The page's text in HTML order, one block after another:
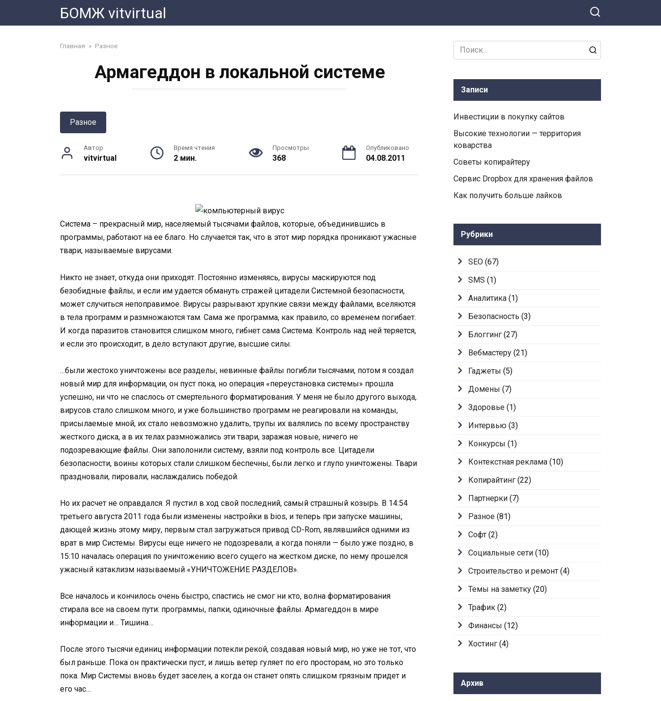
контенту
БОМЖ vitvirtual
Главная » Разное
Армагеддон в локальной системе
Разное
Автор
vitvirtual
Время чтения
2 мин.
Просмотры
368
Опубликовано
04.08.2011
Система – прекрасный мир, населяемый тысячами файлов, которые, объединившись в
программы, работают на ее благо. Но случается так, что в этот мир порядка проникают ужасные
твари, называемые вирусами.
Никто не знает, откуда они приходят. Постоянно изменяясь, вирусы маскируются под
безобидные файлы, и если им удается обмануть стражей цитадели Системной безопасности,
может случиться непоправимое. Вирусы разрывают хрупкие связи между файлами, вселяются
в тела программ и размножаются там. Сама же программа, как правило, со временем погибает.
И когда паразитов становится слишком много, гибнет сама Система. Контроль над ней теряется,
и если это происходит, в дело вступают другие, высшие силы.
…были жестоко уничтожены все разделы, невинные файлы погибли тысячами, потом я создал
новый мир для информации, он пуст пока, но операция «переустановка системы» прошла
успешно, ни что не спаслось от смертельного форматирования. У меня не было другого выхода,
вирусов стало слишком много, и уже большинство программ не реагировали на команды,
присылаемые мной, их стало невозможно удалить, трупы их валялись по всему пространству
жесткого диска, а в их телах размножались эти твари, заражая новые, ничего не
подозревающие файлы. Они заполонили систему, взяли под контроль все. Цитадели
безопасности, воины которых стали слишком беспечны, были легко и глупо уничтожены. Твари
праздновали, пировали, наслаждались победой.
Но их расчет не оправдался. Я пустил в ход свой последний, самый страшный козырь. В 14:54
третьего августа 2011 года были изменены настройки в bios, и теперь при запуске машины,
дающей жизнь этому миру, первым стал загружаться привод CD-Rom, являвшийся одними из
врат в мир Системы. Вирусы еще ничего не подозревали, а когда поняли — было уже поздно, в
15:10 началась операция по уничтожению всего сущего на жестком диске, по нему прошелся
ужасный катаклизм называемый «УНИЧТОЖЕНИЕ РАЗДЕЛОВ».
Все началось и кончилось очень быстро, спастись не смог ни кто, волна форматирования
стирала все на своем пути: программы, папки, одиночные файлы. Армагеддон в мире
информации и… Тишина…
После этого тысячи единиц информации потекли рекой, создавая новый мир, но уже не тот, что
был раньше. Пока он практически пуст, и лишь ветер гуляет по его просторам, но это только
пока. Мир Системы вновь будет заселен, а когда он станет опять слишком грязным придет и
его час…
Search
for:
Записи
Инвестиции в покупку сайтов
Высокие технологии — территория
коварства
Советы копирайтеру
Сервис Dropbox для хранения файлов
Как получить больше лайков
Рубрики
SEO (67)
SMS (1)
Аналитика (1)
Безопасность (3)
Блоггинг (27)
Вебмастеру (21)
Гаджеты (5)
Домены (7)
Здоровье (1)
Интервью (3)
Конкурсы (1)
Контекстная реклама (10)
Копирайтинг (22)
Партнерки (7)
Разное (81)
Софт (2)
Социальные сети (10)
Строительство и ремонт (4)
Темы на заметку (20)
Трафик (2)
Финансы (12)
Хостинг (4)
Архив